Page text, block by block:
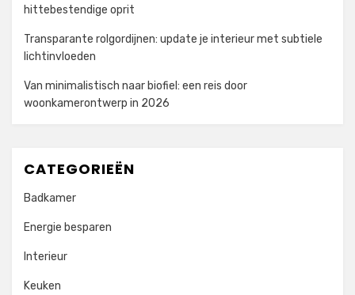
hittebestendige oprit
Transparante rolgordijnen: update je interieur met subtiele
lichtinvloeden
Van minimalistisch naar biofiel: een reis door
woonkamerontwerp in 2026
CATEGORIEËN
Badkamer
Energie besparen
Interieur
Keuken